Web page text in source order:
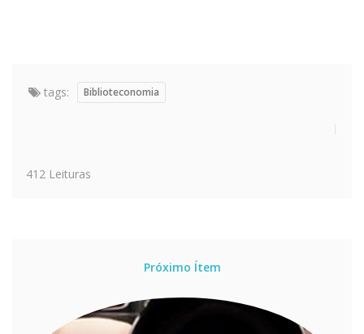
tags: Biblioteconomia
412 Leituras
Próximo Ítem